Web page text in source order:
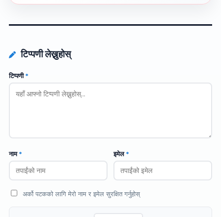
टिप्पणी लेख्नुहोस्
टिप्पणी*
नाम* इमेल*
अर्को पटकको लागि मेरो नाम र इमेल सुरक्षित गर्नुहोस्